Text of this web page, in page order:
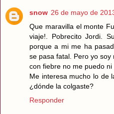
snow 26 de mayo de
Que maravilla el monte
viaje!. Pobrecito Jordi.
porque a mi me ha
se pasa fatal. Pero yo
con fiebre no me puedo ni
Me interesa mucho lo de
¿dónde la colgaste?
Responder